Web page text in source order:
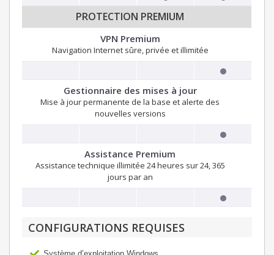
PROTECTION PREMIUM
VPN Premium
Navigation Internet sûre, privée et illimitée
Gestionnaire des mises à jour
Mise à jour permanente de la base et alerte des
nouvelles versions
Assistance Premium
Assistance technique illimitée 24 heures sur 24, 365
jours par an
CONFIGURATIONS REQUISES